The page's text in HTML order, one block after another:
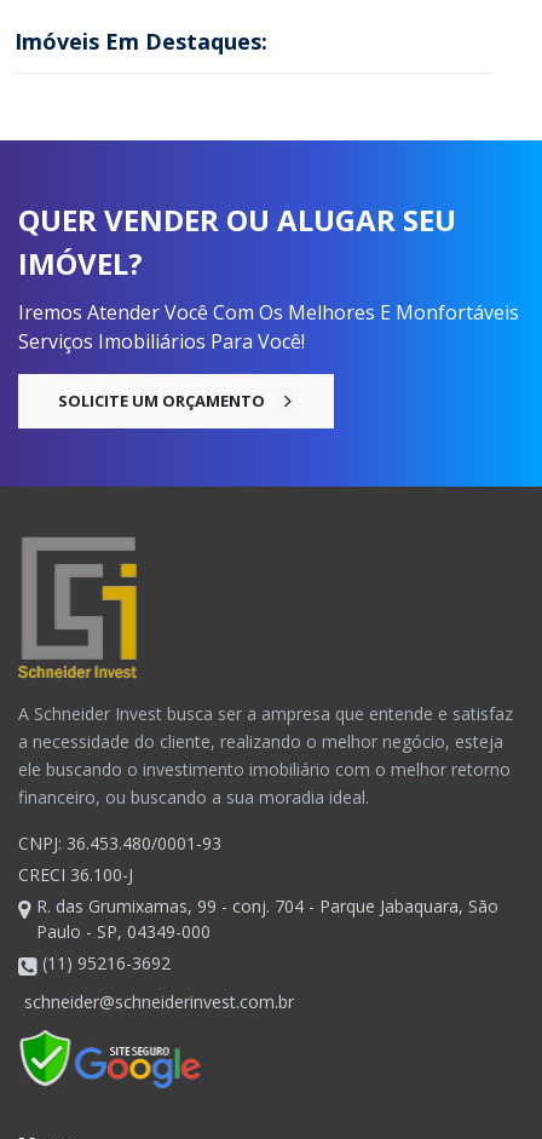
Imóveis Em Destaques:
QUER VENDER OU ALUGAR SEU
IMÓVEL?
Iremos Atender Você Com Os Melhores E Monfortáveis
Serviços Imobiliários Para Você!
SOLICITE UM ORÇAMENTO
A Schneider Invest busca ser a ampresa que entende e satisfaz
a necessidade do cliente, realizando o melhor negócio, esteja
ele buscando o investimento imobiliário com o melhor retorno
financeiro, ou buscando a sua moradia ideal.
CNPJ: 36.453.480/0001-93
CRECI 36.100-J
R. das Grumixamas, 99 - conj. 704 - Parque Jabaquara, São
Paulo - SP, 04349-000
(11) 95216-3692
schneider@schneiderinvest.com.br